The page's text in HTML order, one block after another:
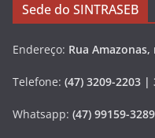
Sede do SINTRASEB
Endereço: Rua Amazonas,
Telefone: (47) 3209-2203 |
Whatsapp: (47) 99159-3289